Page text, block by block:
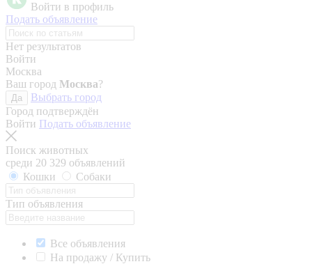
Войти в профиль
Подать объявление
Нет результатов
Войти
Москва
Ваш город Москва?
Да
Выбрать город
Город подтверждён
Войти Подать объявление
Поиск животных
среди 20 329 объявлений
Кошки
Собаки
Тип объявления
Все объявления
На продажу / Купить